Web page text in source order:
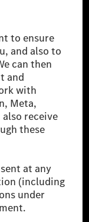
AG) a
és
vezető
Mobility
és
mobilitási